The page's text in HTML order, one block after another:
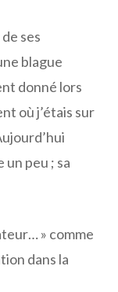
ses
blague
donné lors
où j’étais sur
peu ; sa
» comme
dans la